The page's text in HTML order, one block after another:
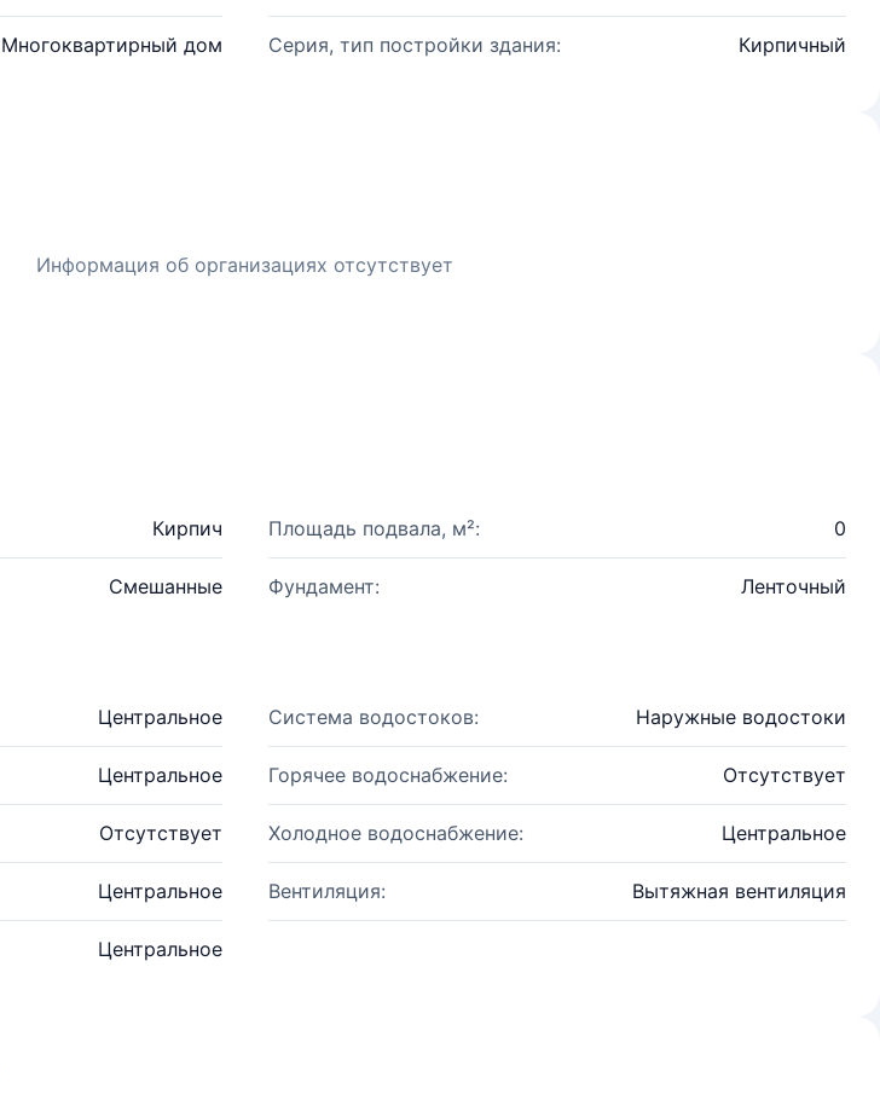
Многоквартирный дом Серия, тип постройки здания: Кирпичный
Информация об организациях отсутствует
Кирпич Площадь подвала, м²: 0
Смешанные Фундамент: Ленточный
Центральное Система водостоков: Наружные водостоки
Центральное Горячее водоснабжение: Отсутствует
Отсутствует Холодное водоснабжение: Центральное
Центральное Вентиляция: Вытяжная вентиляция
Центральное